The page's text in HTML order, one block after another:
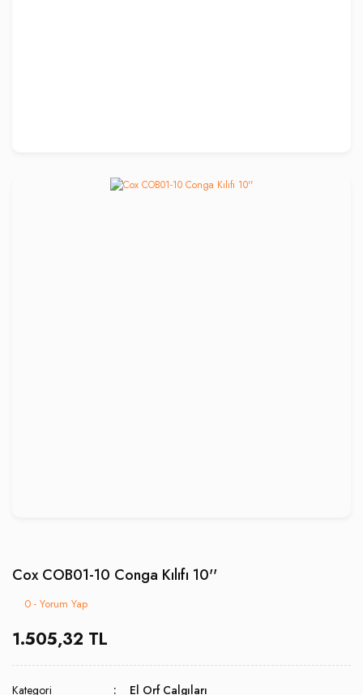
Cox COB01-10 Conga Kılıfı 10''
0 - Yorum Yap
1.505,32 TL
Kategori El Orf Calgıları